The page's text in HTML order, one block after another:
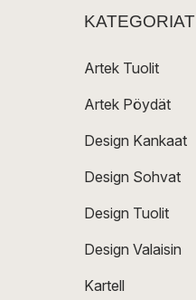
KATEGORIAT
Artek Tuolit
Artek Pöydät
Design Kankaat
Design Sohvat
Design Tuolit
Design Valaisin
Kartell